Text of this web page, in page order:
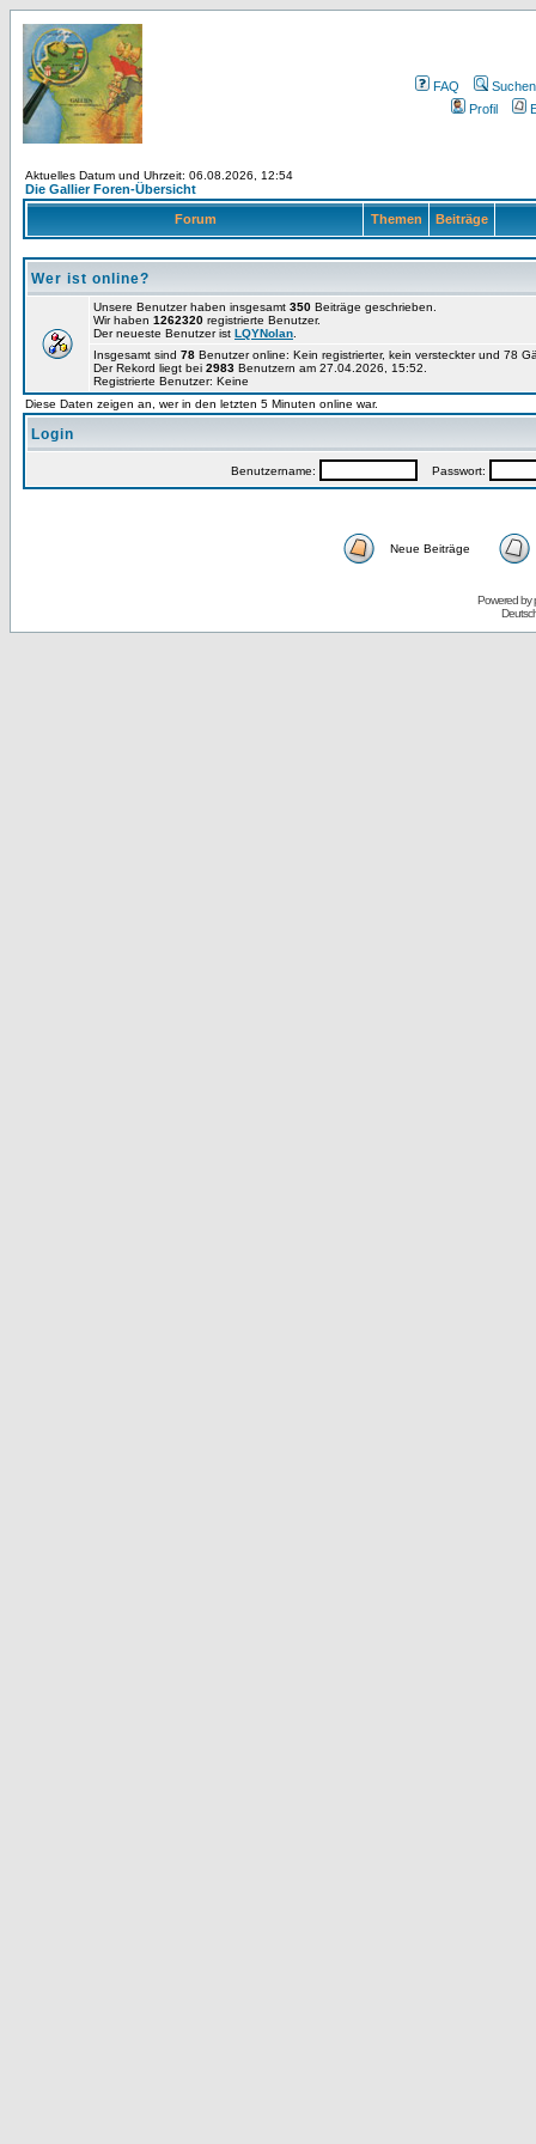
FAQ
Suchen
Profil
Aktuelles Datum und Uhrzeit: 06.08.2026, 12:54
Die Gallier Foren-Übersicht
Forum Themen Beiträge
Wer ist online?
Unsere Benutzer haben insgesamt 350 Beiträge geschrieben.
Wir haben 1262320 registrierte Benutzer.
Der neueste Benutzer ist LQYNolan
Insgesamt sind 78 Benutzer online: Kein registrierter, kein versteckter und 78
Der Rekord liegt bei 2983 Benutzern am 27.04.2026, 15:52.
Registrierte Benutzer: Keine
Diese Daten zeigen an, wer in den letzten 5 Minuten online war.
Login
Benutzername: Passwort:
Neue Beiträge
Powered by